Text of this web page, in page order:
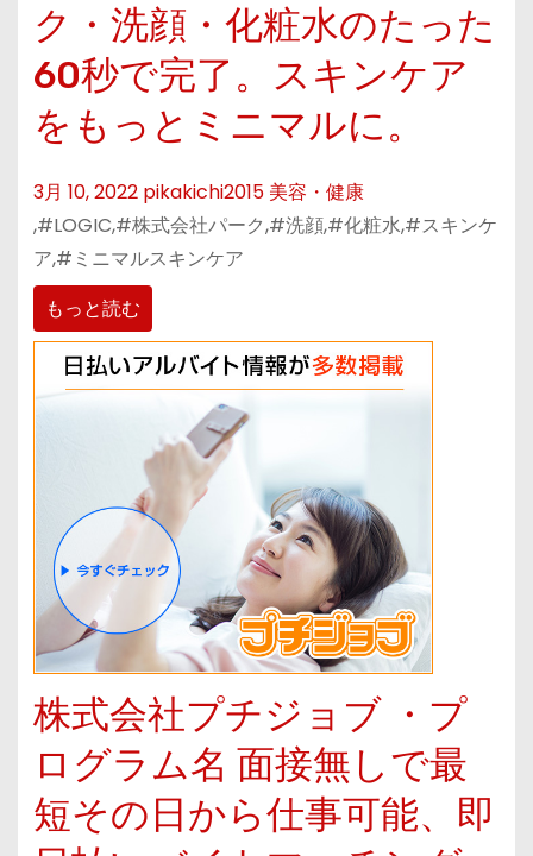
ク・洗顔・化粧水のたった
60秒で完了。スキンケア
をもっとミニマルに。
3月 10, 2022 pikakichi2015 美容・健康
,#LOGIC,#株式会社パーク,#洗顔,#化粧水,#スキンケ
ア,#ミニマルスキンケア
もっと読む
株式会社プチジョブ ・プ
ログラム名 面接無しで最
短その日から仕事可能、即